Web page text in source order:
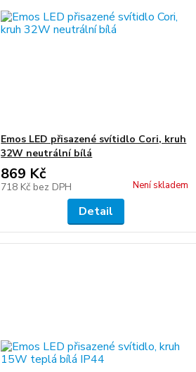
Emos LED přisazené svítidlo Cori, kruh
32W neutrální bílá
869 Kč
718 Kč bez DPH Není skladem
Detail